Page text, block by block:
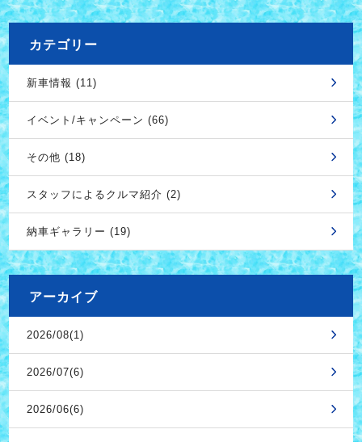
カテゴリー
新車情報 (11)
イベント/キャンペーン (66)
その他 (18)
スタッフによるクルマ紹介 (2)
納車ギャラリー (19)
アーカイブ
2026/08(1)
2026/07(6)
2026/06(6)